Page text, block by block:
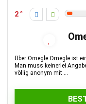
2
Über Omegle Omegle ist
Man muss keinerlei
völlig anonym mit ...